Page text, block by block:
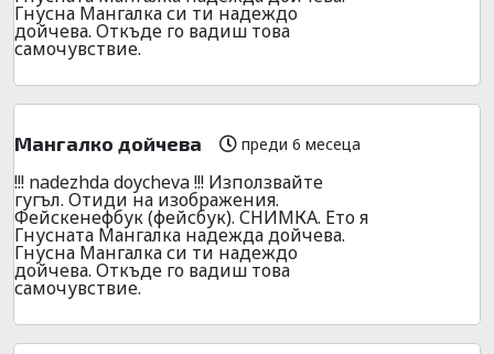
Гнусна Мангалка си ти надеждо
дойчева. Откъде го вадиш това
самочувствие.
Мангалко дойчева преди 6 месеца
!!! nadezhda doycheva !!! Използвайте
гугъл. Отиди на изображения.
Фейскенефбук (фейсбук). СНИМКА. Ето я
Гнусната Мангалка надежда дойчева.
Гнусна Мангалка си ти надеждо
дойчева. Откъде го вадиш това
самочувствие.